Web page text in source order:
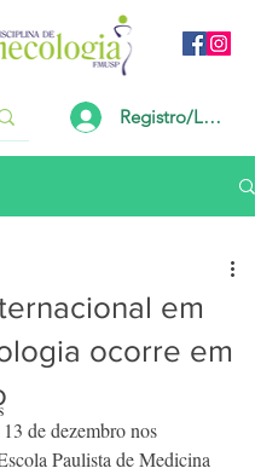
Registro/Login
em
ocorre em
Paulista de Medicina